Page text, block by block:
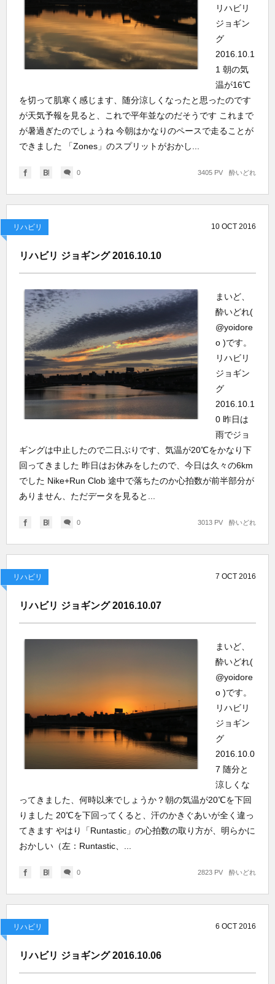
リハビリ
ジョギン
グ
2016.10.1
1 朝の気
温が16℃
を切って肌寒く感じます、随分涼しくなったと思ったのです
が天気予報を見ると、これで平年並なのだそうです これまで
が暑過ぎたのでしょうね 今朝はかなりのペースで走ることが
できました 「Zones」のスプリットがおかし...
0 酔いどれ
3405 PV
リハビリ 10 OCT 2016
リハビリ ジョギング 2016.10.10
まいど、
酔いどれ(
@yoidore
o )です。
リハビリ
ジョギン
グ
2016.10.1
0 昨日は
雨でジョ
ギングは中止したので二日ぶりです、気温が20℃をかなり下
回ってきました 昨日はお休みをしたので、今日は久々の6km
でした Nike+Run Clob 途中で落ちたのか心拍数が前半部分が
ありません、ただデータを見ると...
0 酔いどれ
3013 PV
リハビリ 7 OCT 2016
リハビリ ジョギング 2016.10.07
まいど、
酔いどれ(
@yoidore
o )です。
リハビリ
ジョギン
グ
2016.10.0
7 随分と
涼しくな
ってきました、何時以来でしょうか？朝の気温が20℃を下回
りました 20℃を下回ってくると、汗のかきぐあいが全く違っ
てきます やはり「Runtastic」の心拍数の取り方が、明らかに
おかしい（左：Runtastic、...
0 酔いどれ
2823 PV
リハビリ 6 OCT 2016
リハビリ ジョギング 2016.10.06